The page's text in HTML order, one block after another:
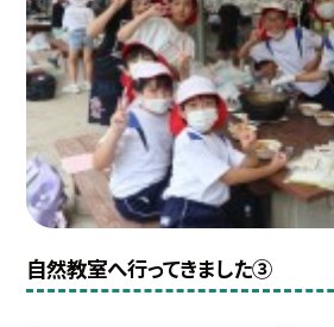
自然教室へ行ってきました③